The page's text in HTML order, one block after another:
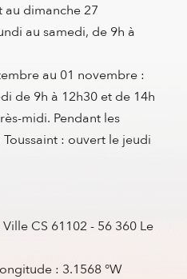
dimanche 27
au samedi, de 9h à
au 01 novembre :
de 9h à 12h30 et de 14h
midi. Pendant les
: ouvert le jeudi
CS 61102 - 56 360 Le
: 3.1568 °W